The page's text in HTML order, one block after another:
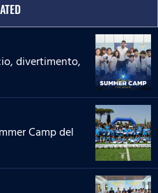
divertimento,
Camp del